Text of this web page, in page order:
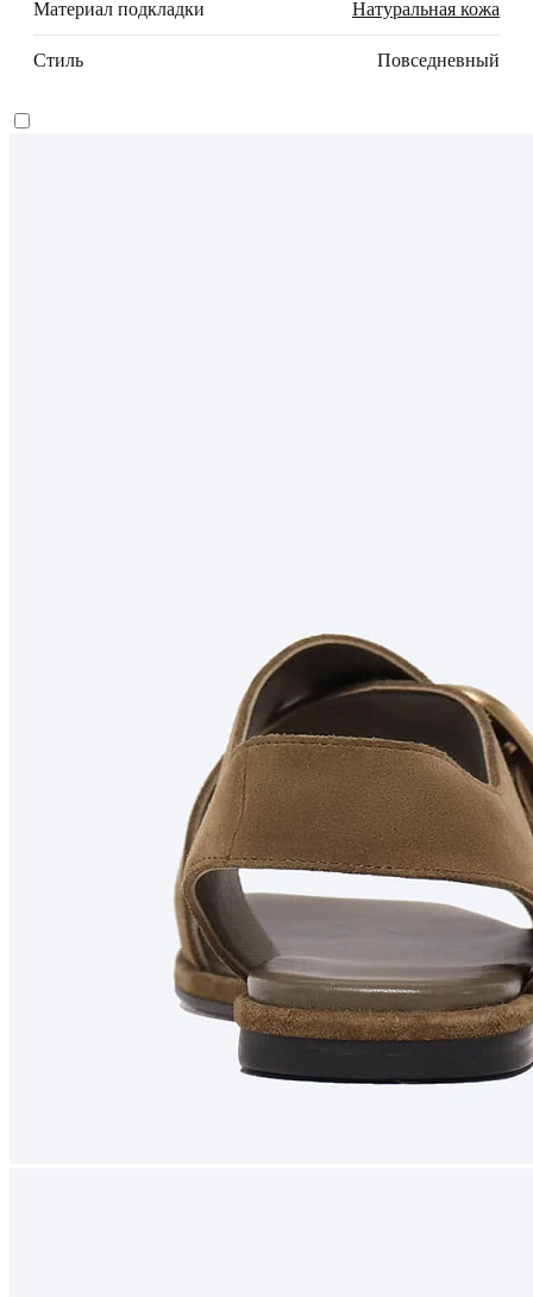
Материал подкладки Натуральная кожа
Стиль Повседневный